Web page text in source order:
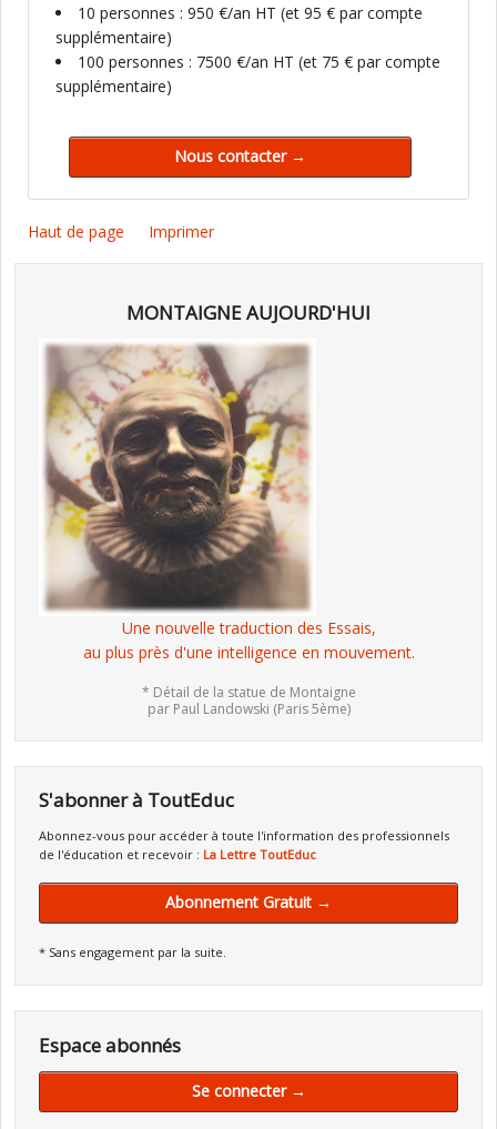
10 personnes : 950 €/an HT (et 95 € par compte
supplémentaire)
100 personnes : 7500 €/an HT (et 75 € par compte
supplémentaire)
Haut de page Imprimer
MONTAIGNE AUJOURD'HUI
Une nouvelle traduction des Essais,
au plus près d'une intelligence en mouvement.
* Détail de la statue de Montaigne
par Paul Landowski (Paris 5ème)
S'abonner à ToutEduc
Abonnez-vous pour accéder à toute l'information des professionnels
de l'éducation et recevoir : La Lettre ToutEduc
Abonnement Gratuit →
* Sans engagement par la suite.
Espace abonnés
Se connecter →